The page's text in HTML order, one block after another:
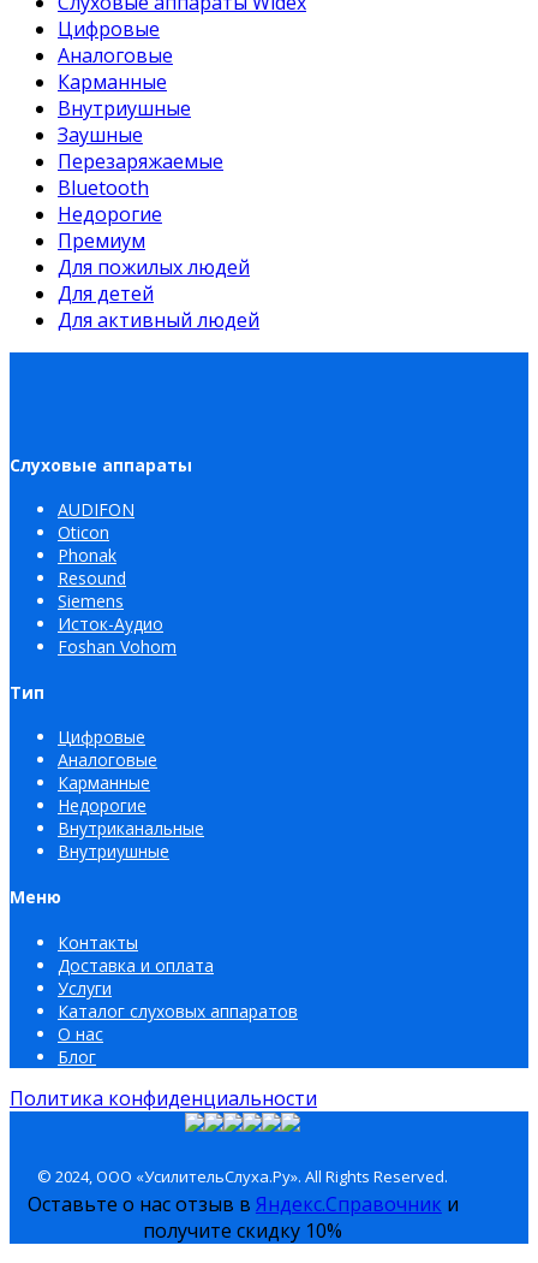
Цифровые
Аналоговые
Карманные
Внутриушные
Заушные
Перезаряжаемые
Bluetooth
Недорогие
Премиум
Для пожилых людей
Для детей
Для активный людей
Слуховые аппараты
AUDIFON
Oticon
Phonak
Resound
Siemens
Исток-Аудио
Foshan Vohom
Тип
Цифровые
Аналоговые
Карманные
Недорогие
Внутриканальные
Внутриушные
Меню
Контакты
Доставка и оплата
Услуги
Каталог слуховых аппаратов
О нас
Блог
Политика конфиденциальности
© 2024, ООО «УсилительСлуха.Ру». All Rights Reserved.
Оставьте о нас отзыв в Яндекс.Справочник и
получите скидку 10%